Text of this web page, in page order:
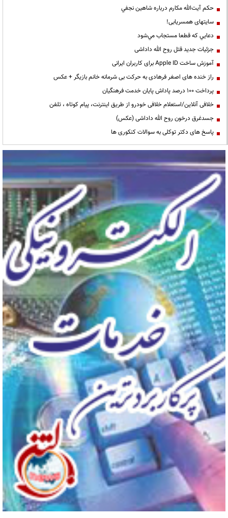
حكم آيت‌الله مكارم درباره شاهين نجفي
سایتهای همسریابی!
دعايي كه قطعا مستجاب مي‌شود
جزئیات جدید قتل روح الله داداشی
آموزش ساخت Apple ID برای کاربران ایرانی
راز خنده های اصغر فرهادی به حرکت بی شرمانه خانم بازیگر + عکس
پرداخت ۱۰۰ درصد پاداش پایان خدمت فرهنگیان
خلافی آنلاین/استعلام خلافی خودرو از طریق اینترنت، پیام کوتاه ، تلفن
جسدغرق درخون روح الله داداشی (عکس)
پاسخ های دکتر توکلی به سوالات کنکوری ها